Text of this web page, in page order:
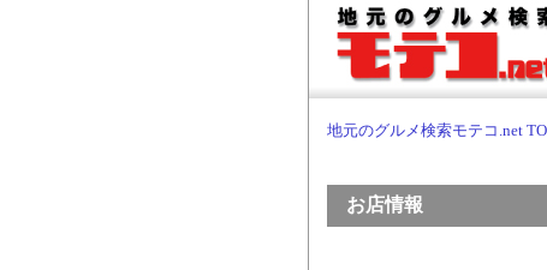
地元のグルメ検索モテコ.net
お店情報